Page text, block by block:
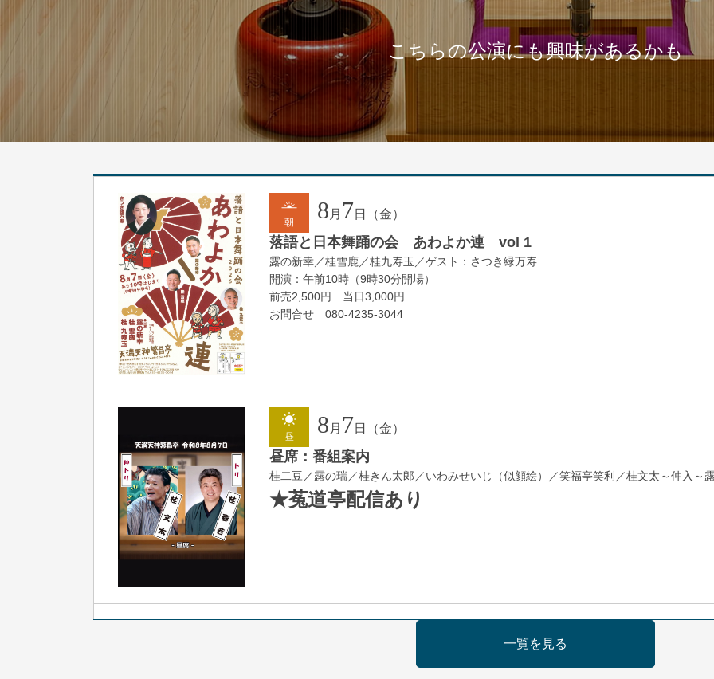
こちらの公演にも興味があるかも
朝 8月 7日（金）
落語と日本舞踊の会 あわよか連 vol 1
露の新幸／桂雪鹿／桂九寿玉／ゲスト：さつき緑万寿
開演：午前10時（9時30分開場）
前売2,500円 当日3,000円
お問合せ 080-4235-3044
昼 8 月 7日（金）
昼席：番組案内
桂二豆／露の瑞／桂きん太郎／いわみせいじ（似顔絵）／笑福亭笑利／桂文太～仲入～
★菟道亭配信あり
噺家が落語と芝居をしてみる会
一覧を見る